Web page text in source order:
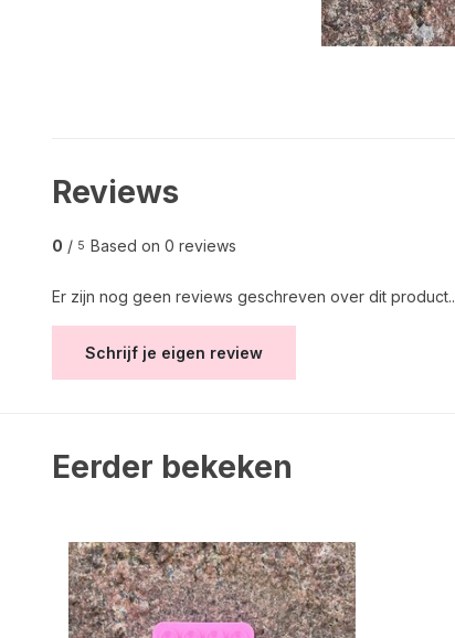
Reviews
0 / 5 Based on 0 reviews
Er zijn nog geen reviews geschreven over dit product..
Schrijf je eigen review
Eerder bekeken